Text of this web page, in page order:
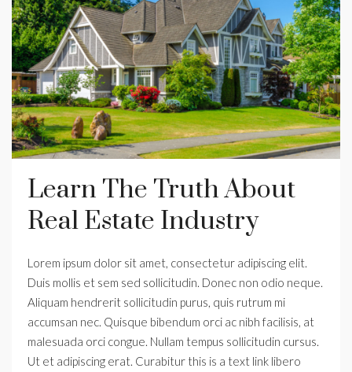
Learn The Truth About
Real Estate Industry
Lorem ipsum dolor sit amet, consectetur adipiscing elit.
Duis mollis et sem sed sollicitudin. Donec non odio neque.
Aliquam hendrerit sollicitudin purus, quis rutrum mi
accumsan nec. Quisque bibendum orci ac nibh facilisis, at
malesuada orci congue. Nullam tempus sollicitudin cursus.
Ut et adipiscing erat. Curabitur this is a text link libero